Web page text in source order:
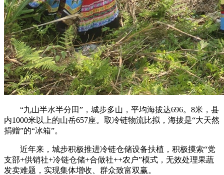
“九山半水半分田”，城步多山，平均海拔达696。8米，县
内1000米以上的山岳657座。取冷链物流比拟，海拔是“大天然
捐赠”的“冰箱”。
近年来，城步积极推进冷链仓储设备扶植，积极摸索“党
支部+供销社+冷链仓储+合做社++农户”模式，无效处理果蔬
发卖难题，实现集体增收、群众致富双赢。